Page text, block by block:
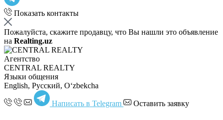
Показать контакты
Пожалуйста, скажите продавцу, что Вы нашли это объявление
на Realting.uz
Агентство
CENTRAL REALTY
Языки общения
English, Русский, Oʻzbekcha
Написать в Telegram Оставить заявку